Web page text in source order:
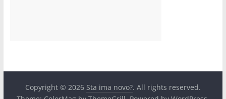
Copyright © 2026 Sta ima novo?. All rights reserved.